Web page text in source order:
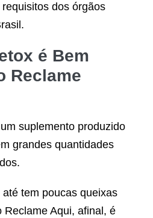
dos órgãos
é Bem
Reclame
suplemento produzido
grandes quantidades
tem poucas queixas
Reclame Aqui, afinal, é